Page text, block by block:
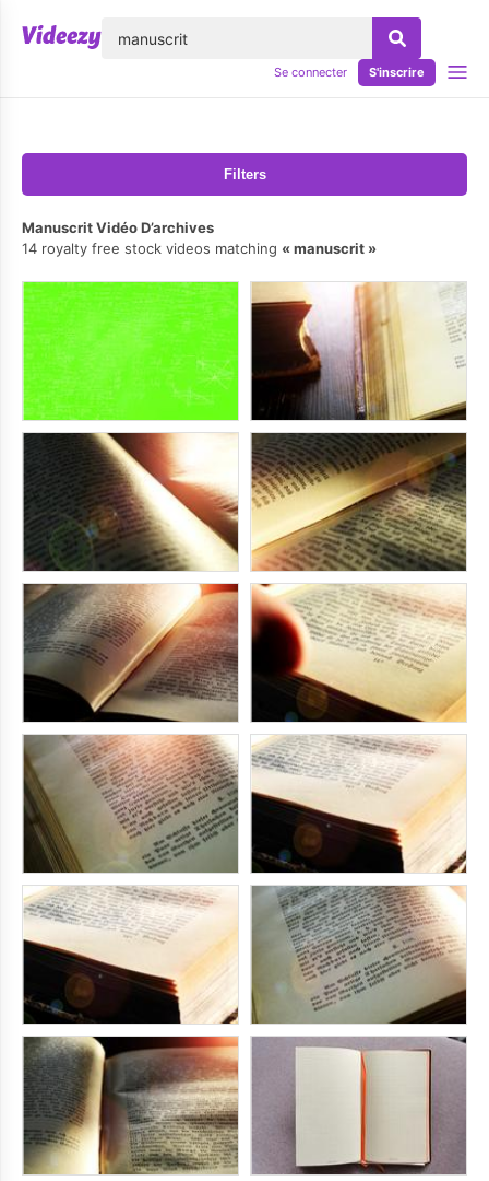
Se connecter S'inscrire
Filters
Manuscrit Vidéo D’archives
14 royalty free stock videos matching
manuscrit